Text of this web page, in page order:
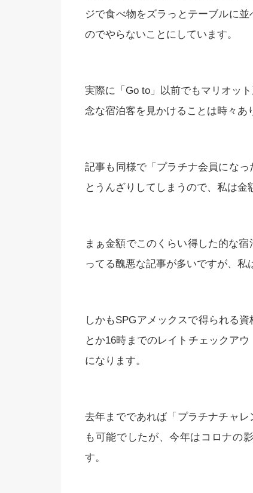
ジで食べ物をズラっとテーブルに
のでやらないことにしています。
実際に「Go to」以前でもマリオッ
念な宿泊客を見かけることは時々あ
記事も同様で「プラチナ会員にな
とうんざりしてしまうので、私は金
まぁ金額でこのくらい得した的な
ってる醜悪な記事が多いですが、私
しかもSPGアメックスで得られる
とか16時までのレイトチェックア
になります。
去年までであれば「プラチナチャ
も可能でしたが、今年はコロナの
す。